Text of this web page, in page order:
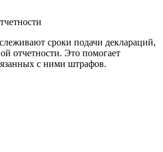
сроки подачи деклараций,
отчетности. Это помогает
с ними штрафов.